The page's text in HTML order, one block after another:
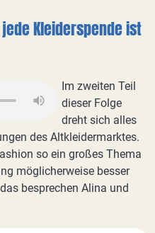
Kleiderspende ist
Im zweiten Teil
dieser Folge
dreht sich alles
des Altkleidermarktes.
so ein großes Thema
möglicherweise besser
besprechen Alina und